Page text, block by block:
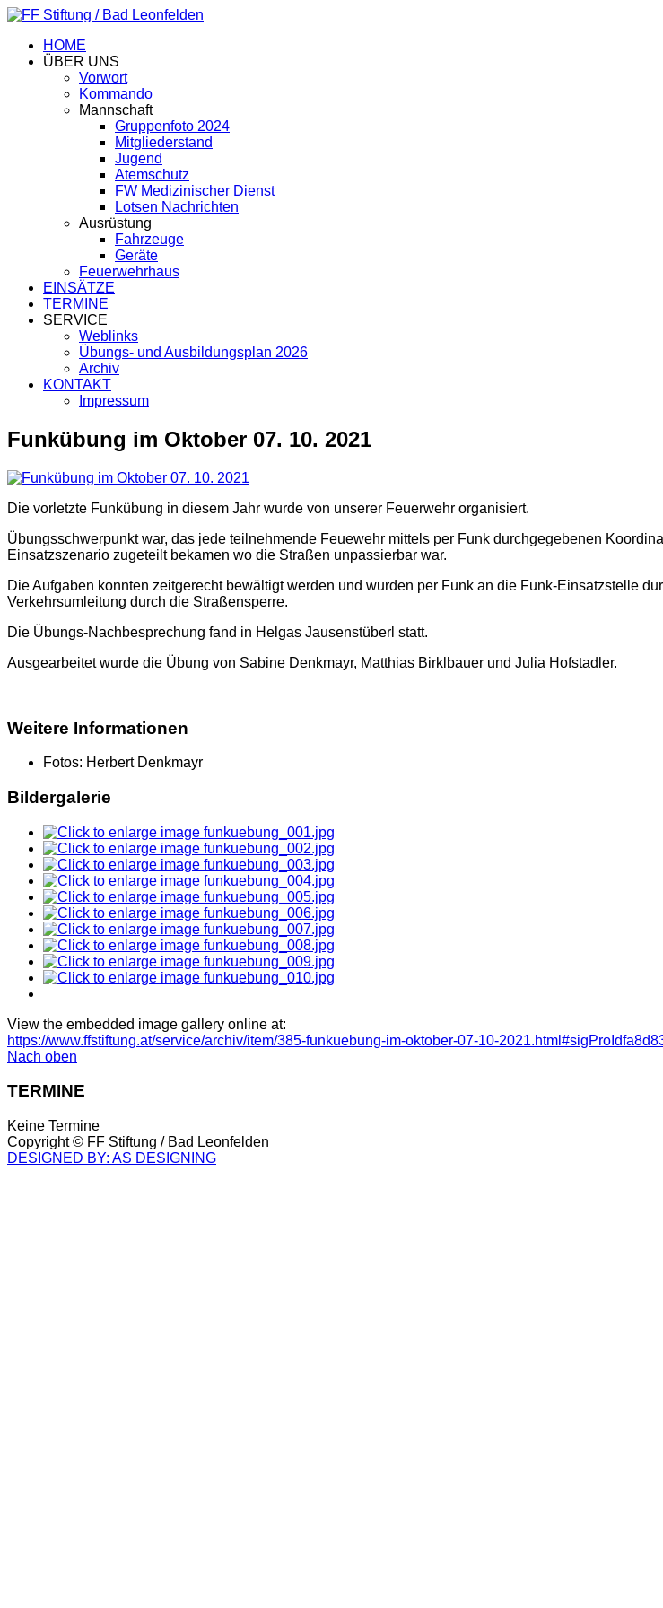
HOME
ÜBER UNS
Vorwort
Kommando
Mannschaft
Gruppenfoto 2024
Mitgliederstand
Jugend
Atemschutz
FW Medizinischer Dienst
Lotsen Nachrichten
Ausrüstung
Fahrzeuge
Geräte
Feuerwehrhaus
EINSÄTZE
TERMINE
SERVICE
Weblinks
Übungs- und Ausbildungsplan 2026
Archiv
KONTAKT
Impressum
Funkübung im Oktober 07. 10. 2021
Die vorletzte Funkübung in diesem Jahr wurde von unserer Feuerwehr organisiert.
Übungsschwerpunkt war, das jede teilnehmende Feuewehr mittels per Funk durchgegebenen
Einsatzszenario zugeteilt bekamen wo die Straßen unpassierbar war.
Die Aufgaben konnten zeitgerecht bewältigt werden und wurden per Funk an die Funk-Einsatzstelle
Verkehrsumleitung durch die Straßensperre.
Die Übungs-Nachbesprechung fand in Helgas Jausenstüberl statt.
Ausgearbeitet wurde die Übung von Sabine Denkmayr, Matthias Birklbauer und Julia Hofstadler.
Weitere Informationen
Fotos: Herbert Denkmayr
Bildergalerie
View the embedded image gallery online at:
https://www.ffstiftung.at/service/archiv/item/385-funkuebung-im-oktober-07-10-
Nach oben
TERMINE
Keine Termine
Copyright © FF Stiftung / Bad Leonfelden
DESIGNED BY: AS DESIGNING